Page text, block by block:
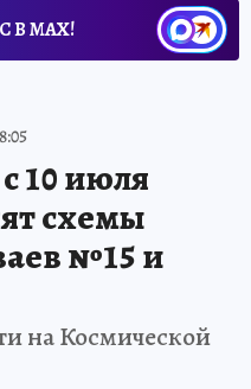
В МАХ!
10 июля
схемы
№15 и
на Космической